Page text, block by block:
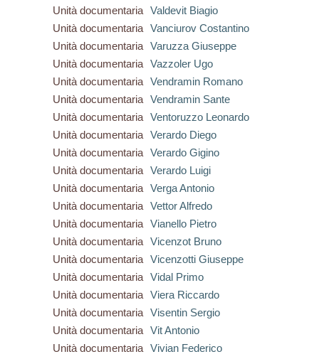
Unità documentaria
Valdevit Biagio
Unità documentaria
Vanciurov Costantino
Unità documentaria
Varuzza Giuseppe
Unità documentaria
Vazzoler Ugo
Unità documentaria
Vendramin Romano
Unità documentaria
Vendramin Sante
Unità documentaria
Ventoruzzo Leonardo
Unità documentaria
Verardo Diego
Unità documentaria
Verardo Gigino
Unità documentaria
Verardo Luigi
Unità documentaria
Verga Antonio
Unità documentaria
Vettor Alfredo
Unità documentaria
Vianello Pietro
Unità documentaria
Vicenzot Bruno
Unità documentaria
Vicenzotti Giuseppe
Unità documentaria
Vidal Primo
Unità documentaria
Viera Riccardo
Unità documentaria
Visentin Sergio
Unità documentaria
Vit Antonio
Unità documentaria
Vivian Federico